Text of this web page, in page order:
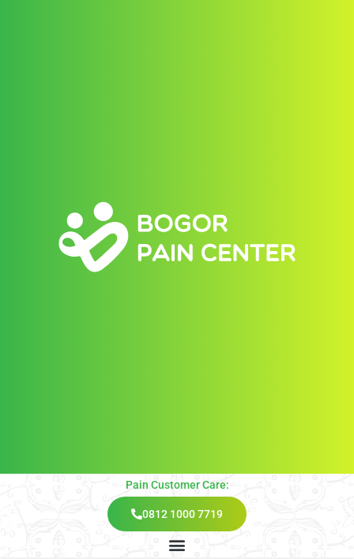
Pain Customer Care:
0812 1000 7719